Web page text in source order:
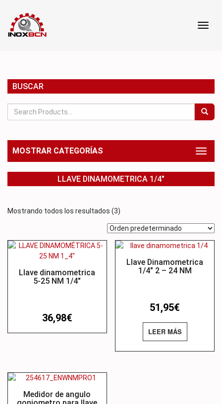
BUSCAR
MOSTRAR CATEGORÍAS
Toggle
LLAVE DINAMOMETRICA 1/4"
Mostrando todos los resultados (3)
Llave dinamometrica
5-25 NM 1/4″
36,98€
Llave Dinamometrica
1/4″ 2 – 24 NM
51,95€
LEER MÁS
Medidor de angulo